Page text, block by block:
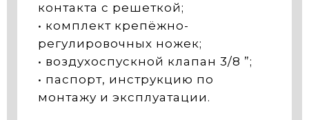
контакта с решеткой;
• комплект крепёжно-
регулировочных ножек;
• воздухоспускной клапан 3/8 ”;
• паспорт, инструкцию по
монтажу и эксплуатации.